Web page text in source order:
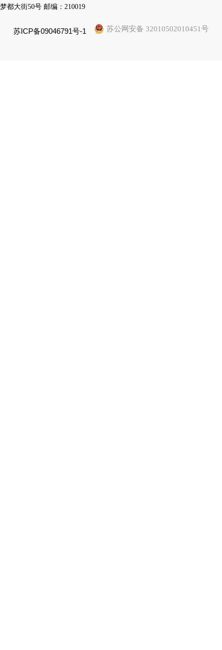
梦都大街50号 邮编：210019
苏ICP备09046791号-1 苏公网安备 32010502010451号